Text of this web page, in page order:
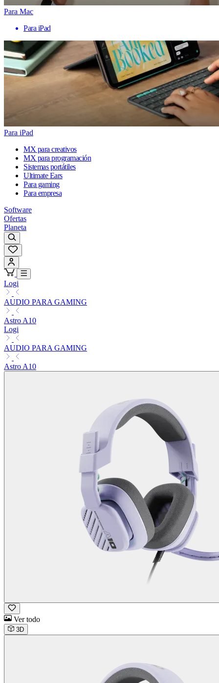
Para Mac
Para iPad
Para iPad
MX para creativos
MX para programación
Sistemas portátiles
Ultimate Ears
Para gaming
Para empresa
Software
Ofertas
Planeta
Logi
AUDIO PARA GAMING
Astro A10
Logi
AUDIO PARA GAMING
Astro A10
Ver todo
3D